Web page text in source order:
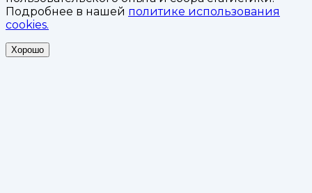
Подробнее в нашей политике использования
cookies.
Хорошо